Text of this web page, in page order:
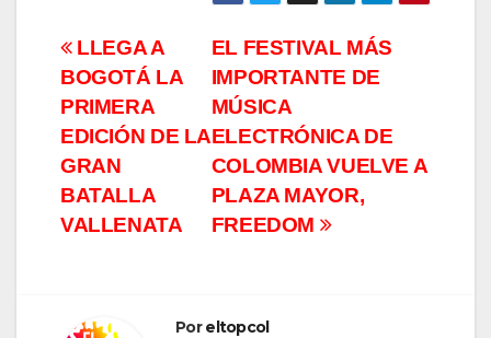
Navegación
de
entradas
EL FESTIVAL MÁS
IMPORTANTE DE
MÚSICA
ELECTRÓNICA DE
COLOMBIA VUELVE A
PLAZA MAYOR,
FREEDOM
LLEGA A
BOGOTÁ LA
PRIMERA
EDICIÓN DE LA
GRAN
BATALLA
VALLENATA
Poreltopcol